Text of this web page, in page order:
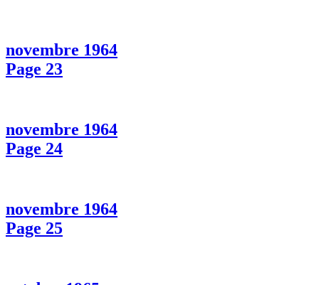
novembre 1964
Page 23
novembre 1964
Page 24
novembre 1964
Page 25